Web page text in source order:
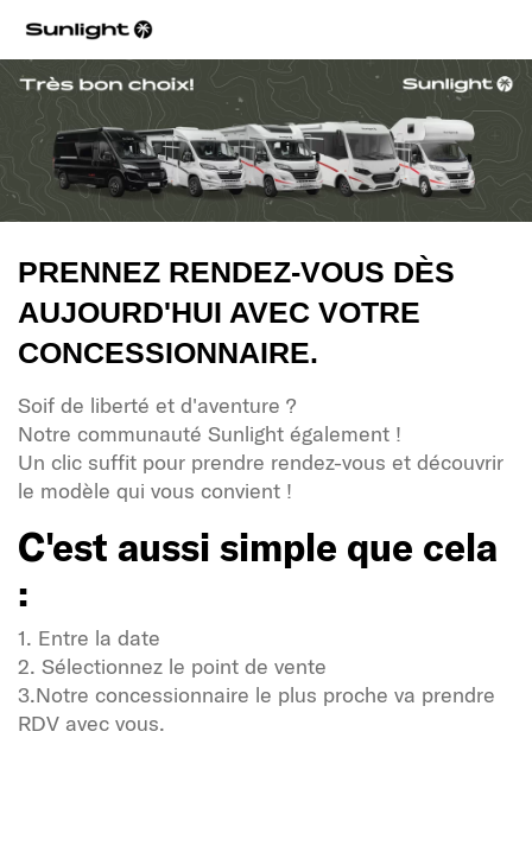
PRENNEZ RENDEZ-VOUS DÈS
AUJOURD'HUI AVEC VOTRE
CONCESSIONNAIRE.
Soif de liberté et d'aventure ?
Notre communauté Sunlight également !
Un clic suffit pour prendre rendez-vous et découvrir
le modèle qui vous convient !
C'est aussi simple que cela
:
1. Entre la date
2. Sélectionnez le point de vente
3.Notre concessionnaire le plus proche va prendre
RDV avec vous.